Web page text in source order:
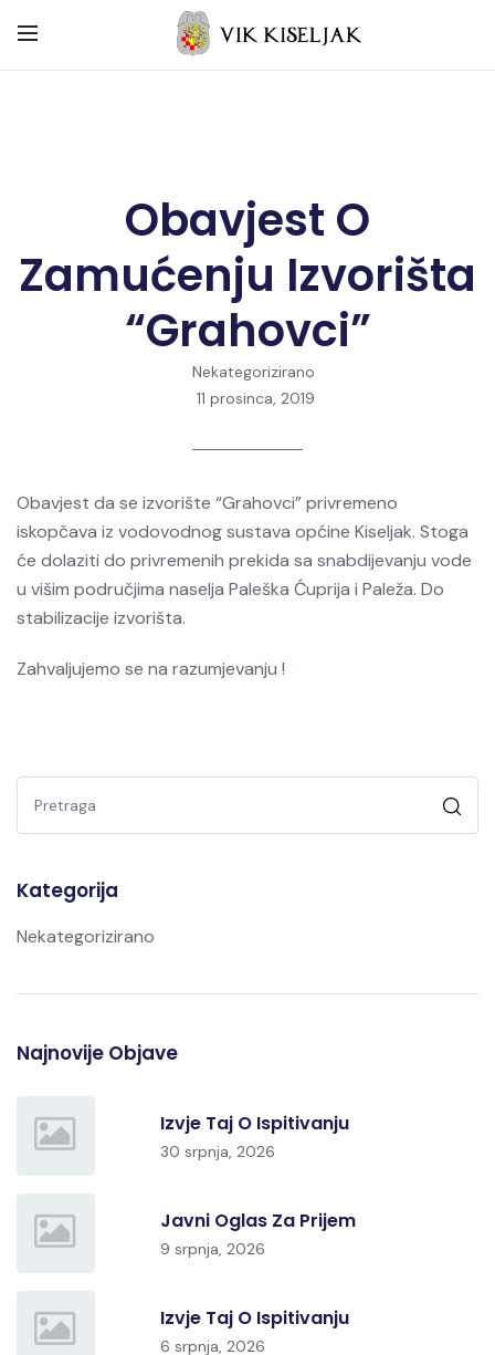
Obavjest O
Zamućenju Izvorišta
“Grahovci”
Nekategorizirano
11 prosinca, 2019
Obavjest da se izvorište “Grahovci” privremeno
iskopčava iz vodovodnog sustava općine Kiseljak. Stoga
će dolaziti do privremenih prekida sa snabdijevanju vode
u višim područjima naselja Paleška Ćuprija i Paleža. Do
stabilizacije izvorišta.
Zahvaljujemo se na razumjevanju !
Kategorija
Nekategorizirano
Najnovije Objave
Izvje Taj O Ispitivanju
30 srpnja, 2026
Javni Oglas Za Prijem
9 srpnja, 2026
Izvje Taj O Ispitivanju
6 srpnja, 2026